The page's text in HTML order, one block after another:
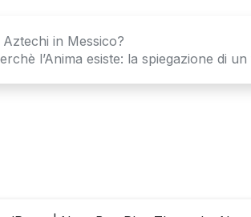
in Messico?
l’Anima esiste: la spiegazione di un